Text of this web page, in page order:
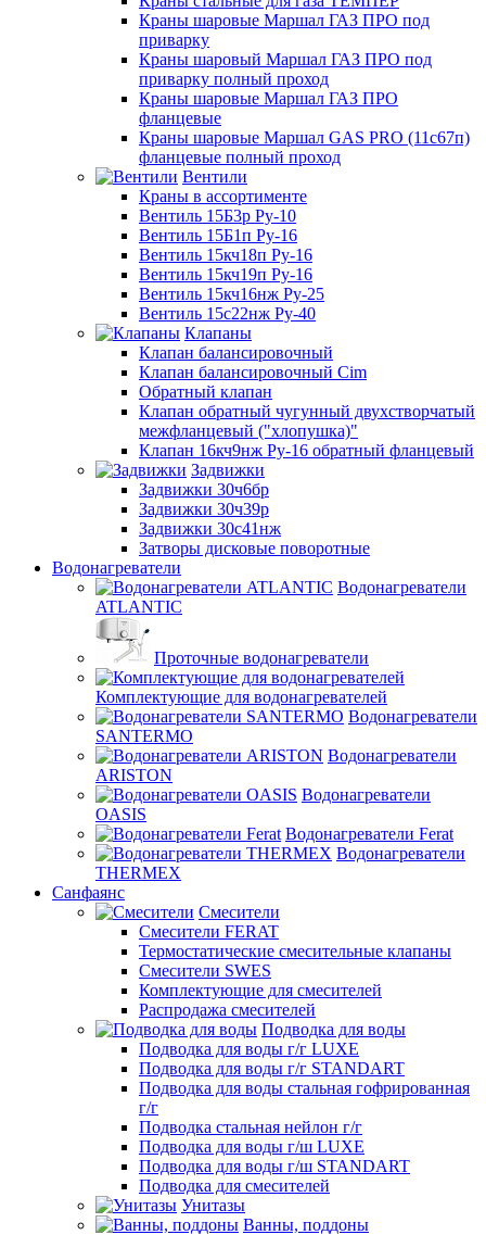
Краны шаровые Маршал ГАЗ ПРО под
приварку
Краны шаровый Маршал ГАЗ ПРО под
приварку полный проход
Краны шаровые Маршал ГАЗ ПРО
фланцевые
Краны шаровые Маршал GAS PRO (11с67п)
фланцевые полный проход
Вентили
Краны в ассортименте
Вентиль 15Б3р Ру-10
Вентиль 15Б1п Ру-16
Вентиль 15кч18п Ру-16
Вентиль 15кч19п Ру-16
Вентиль 15кч16нж Ру-25
Вентиль 15с22нж Ру-40
Клапаны
Клапан балансировочный
Клапан балансировочный Cim
Обратный клапан
Клапан обратный чугунный двухстворчатый
межфланцевый ("хлопушка)"
Клапан 16кч9нж Ру-16 обратный фланцевый
Задвижки
Задвижки 30ч6бр
Задвижки 30ч39р
Задвижки 30с41нж
Затворы дисковые поворотные
Водонагреватели
Водонагреватели
ATLANTIC
Проточные водонагреватели
Комплектующие для водонагревателей
Водонагреватели
SANTERMO
Водонагреватели
ARISTON
Водонагреватели
OASIS
Водонагреватели Ferat
Водонагреватели
THERMEX
Санфаянс
Смесители
Смесители FERAT
Термостатические смесительные клапаны
Смесители SWES
Комплектующие для смесителей
Распродажа смесителей
Подводка для воды
Подводка для воды г/г LUXE
Подводка для воды г/г STANDART
Подводка для воды стальная гофрированная
г/г
Подводка стальная нейлон г/г
Подводка для воды г/ш LUXE
Подводка для воды г/ш STANDART
Подводка для смесителей
Унитазы
Ванны, поддоны